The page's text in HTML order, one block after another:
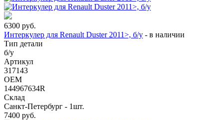
6300 руб.
Интеркулер для Renault Duster 2011>, б/у - в наличии
Тип детали
б/у
Артикул
317143
OEM
144967634R
Склад
Санкт-Петербург - 1шт.
7400 руб.